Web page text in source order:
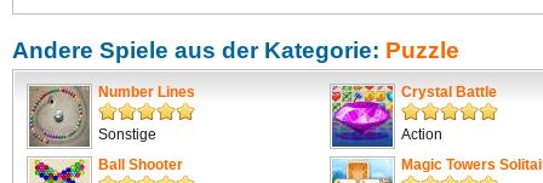
Andere Spiele aus der Kategorie: Puzzle
Number Lines
Sonstige
Crystal Battle
Action
Ball Shooter
Magic Towers